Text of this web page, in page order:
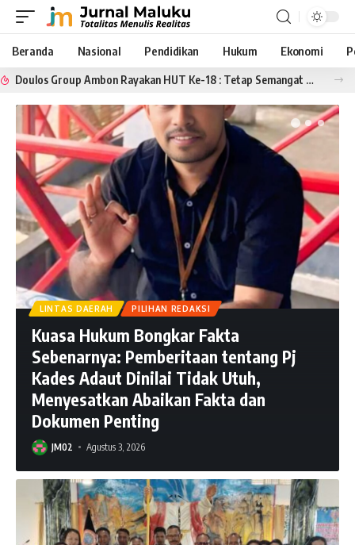
Beranda Nasional Pendidikan Hukum Ekonomi
Doulos Group Ambon Rayakan HUT Ke-18 : Tetap Semangat Memuji Tuhan
LINTAS DAERAH PILIHAN REDAKSI
Kuasa Hukum Bongkar Fakta
Sebenarnya: Pemberitaan tentang Pj
Kades Adaut Dinilai Tidak Utuh,
Menyesatkan Abaikan Fakta dan
Dokumen Penting
JM02 Agustus 3, 2026